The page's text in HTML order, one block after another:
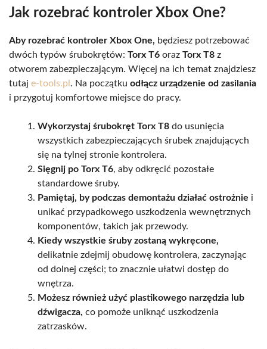
Jak rozebrać kontroler Xbox One?
Aby rozebrać kontroler Xbox One, będziesz potrzebować
dwóch typów śrubokrętów: Torx T6 oraz Torx T8 z
otworem zabezpieczającym. Więcej na ich temat znajdziesz
tutaj e-tools.pl . Na początku odłącz urządzenie od zasilania
i przygotuj komfortowe miejsce do pracy.
Wykorzystaj śrubokręt Torx T8 do usunięcia
wszystkich zabezpieczających śrubek znajdujących
się na tylnej stronie kontrolera.
Sięgnij po Torx T6, aby odkręcić pozostałe
standardowe śruby.
Pamiętaj, by podczas demontażu działać ostrożnie i
unikać przypadkowego uszkodzenia wewnętrznych
komponentów, takich jak przewody.
Kiedy wszystkie śruby zostaną wykręcone,
delikatnie zdejmij obudowę kontrolera, zaczynając
od dolnej części; to znacznie ułatwi dostęp do
wnętrza.
Możesz również użyć plastikowego narzędzia lub
dźwigacza, co pomoże uniknąć uszkodzenia
zatrzasków.